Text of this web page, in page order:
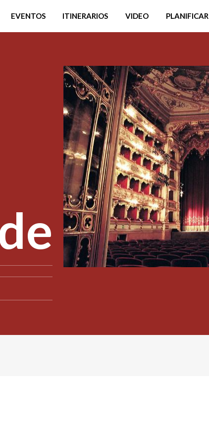
EVENTOS ITINERARIOS VIDEO PLANIFICAR